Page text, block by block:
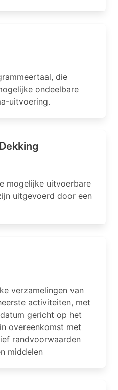
die
ondeelbare
uitvoering.
mogelijke uitvoerbare
uitgevoerd door een
verzamelingen van
activiteiten, met
gericht op het
overeenkomst met
randvoorwaarden
middelen